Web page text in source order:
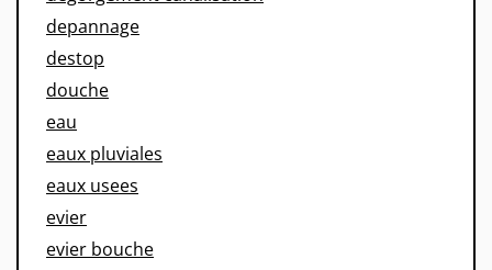
depannage
destop
douche
eau
eaux pluviales
eaux usees
evier
evier bouche